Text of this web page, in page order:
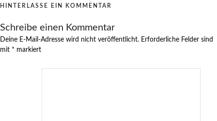
HINTERLASSE EIN KOMMENTAR
Schreibe einen Kommentar
Deine E-Mail-Adresse wird nicht veröffentlicht. Erforderliche Felder sind
mit * markiert